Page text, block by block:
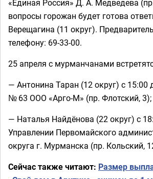
«Единая Россия» Д. А. Медведева
вопросы горожан будет готова
Верещагина (11 округ).
телефону: 69-33-00.
25 апреля с мурманчанами
— Антонина Таран (12 округ) с 15:00
№ 63 ООО «Арго-М» (пр. Флотский, 3);
— Наталья Найдёнова (22 округ) с
Управлении Первомайского
округа г. Мурманска (пр. Кольский,
Сейчас также читают: Размер